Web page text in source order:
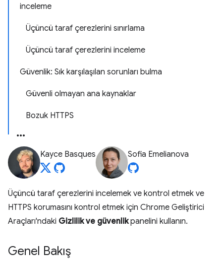
inceleme
Üçüncü taraf çerezlerini sınırlama
Üçüncü taraf çerezlerini inceleme
Güvenlik: Sık karşılaşılan sorunları bulma
Güvenli olmayan ana kaynaklar
Bozuk HTTPS
Kayce Basques Sofia Emelianova
Üçüncü taraf çerezlerini incelemek ve kontrol etmek ve
HTTPS korumasını kontrol etmek için Chrome Geliştirici
Araçları'ndaki Gizlilik ve güvenlikpanelini kullanın.
Genel Bakış